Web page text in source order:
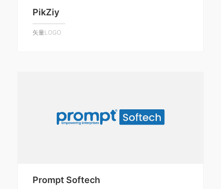
PikZiy
矢量LOGO
Prompt Softech